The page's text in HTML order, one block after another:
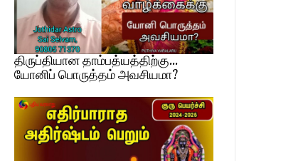
திருப்தியான தாம்பத்யத்திற்கு…
யோனிப் பொருத்தம் அவசியமா?